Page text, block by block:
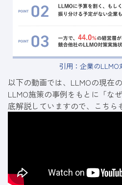
引用： 企業のLLMO
以下の動画では、LLMOの現在
LLMO施策の事例をもとに「な
底解説していますので、こちら